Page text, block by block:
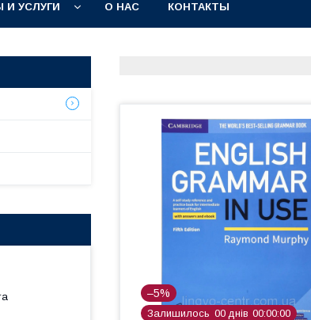
И УСЛУГИ О НАС КОНТАКТЫ
–5%
Залишилось 00 днів 00 00 00